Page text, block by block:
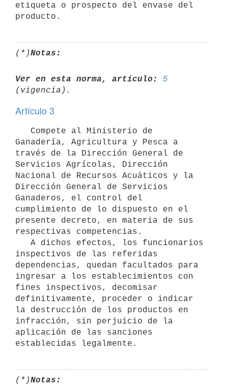
etiqueta o prospecto del envase del
(*)Notas:
Ver en esta norma, artículo:
5
Artículo 3
Ganadería, Agricultura y Pesca a
través de la Dirección General de
Servicios Agrícolas, Dirección
Nacional de Recursos Acuáticos y la
Dirección General de Servicios
Ganaderos, el control del
cumplimiento de lo dispuesto en el
presente decreto, en materia de sus
respectivas competencias.
inspectivos de las referidas
dependencias, quedan facultados para
ingresar a los establecimientos con
fines inspectivos, decomisar
definitivamente, proceder o indicar
la destrucción de los productos en
infracción, sin perjuicio de la
aplicación de las sanciones
(*)Notas: